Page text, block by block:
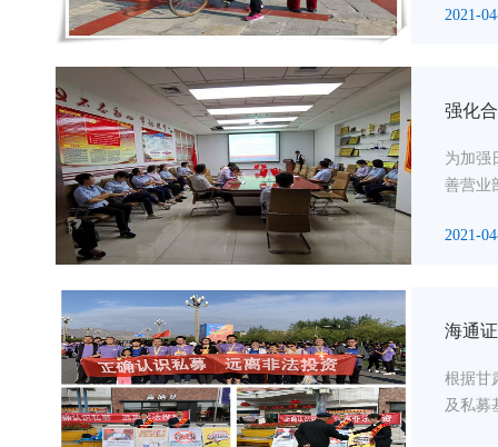
2021-
强化
为加强
善营业
2021-
海通
根据甘
及私募